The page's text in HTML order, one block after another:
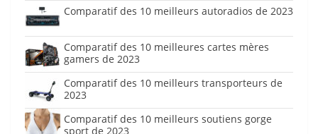
Comparatif des 10 meilleurs autoradios de 2023
Comparatif des 10 meilleures cartes mères
gamers de 2023
Comparatif des 10 meilleurs transporteurs de
2023
Comparatif des 10 meilleurs soutiens gorge
sport de 2023